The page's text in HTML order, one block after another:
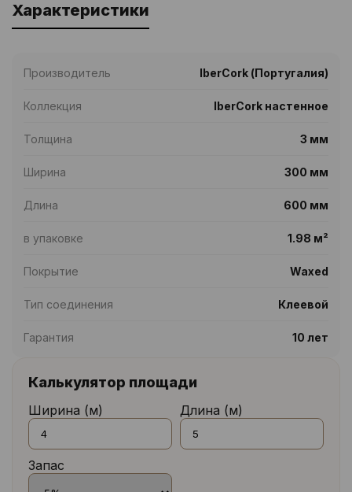
Характеристики
Производитель IberCork (Португалия)
Коллекция IberCork настенное
Толщина 3 мм
Ширина 300 мм
Длина 600 мм
в упаковке 1.98 м²
Покрытие Waxed
Тип соединения Клеевой
Гарантия 10 лет
Калькулятор площади
Ширина (м) Длина (м)
Запас